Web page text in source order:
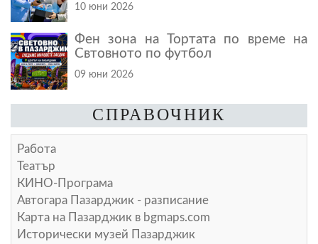
10 юни 2026
Фен зона на Тортата по време на
Свтовното по футбол
09 юни 2026
СПРАВОЧНИК
Работа
Театър
КИНО-Програма
Автогара Пазарджик - разписание
Карта на Пазарджик в bgmaps.com
Исторически музей Пазарджик